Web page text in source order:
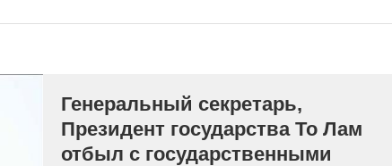
Генеральный секретарь,
Президент государства То Лам
отбыл с государственными